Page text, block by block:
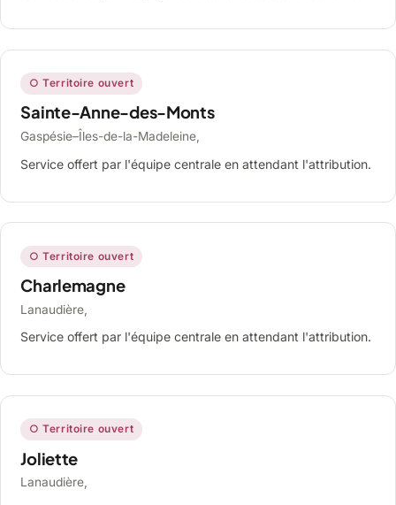
○ Territoire ouvert
Sainte-Anne-des-Monts
Gaspésie–Îles-de-la-Madeleine,
Service offert par l'équipe centrale en attendant l'attribution.
○ Territoire ouvert
Charlemagne
Lanaudière,
Service offert par l'équipe centrale en attendant l'attribution.
○ Territoire ouvert
Joliette
Lanaudière,